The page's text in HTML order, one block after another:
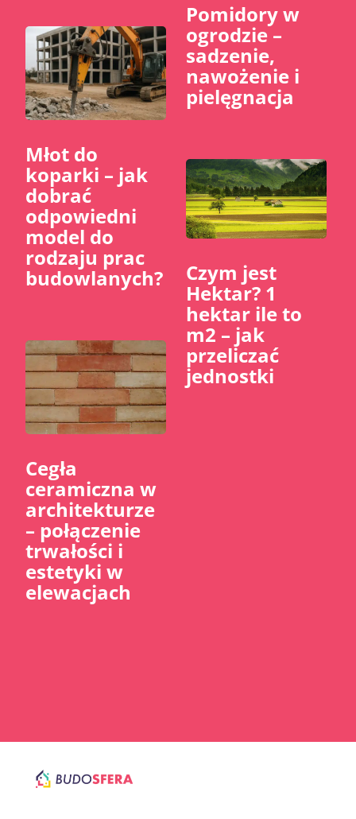
Młot do
koparki – jak
dobrać
odpowiedni
model do
rodzaju prac
budowlanych?
Cegła
ceramiczna w
architekturze
– połączenie
trwałości i
estetyki w
elewacjach
Pomidory w
ogrodzie –
sadzenie,
nawożenie i
pielęgnacja
Czym jest
Hektar? 1
hektar ile to
m2 – jak
przeliczać
jednostki